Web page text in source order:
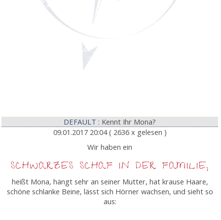
DEFAULT : Kennt Ihr Mona?
09.01.2017 20:04 ( 2636 x gelesen )
Wir haben ein
SCHWARZES SCHAF IN DER FAMILIE,
heißt Mona, hängt sehr an seiner Mutter, hat krause Haare,
schöne schlanke Beine, lässt sich Hörner wachsen, und sieht so
aus: